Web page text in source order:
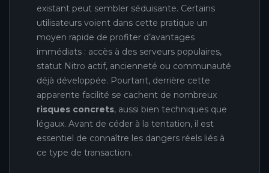
existant peut sembler séduisante. Certains
utilisateurs voient dans cette pratique un
moyen rapide de profiter d’avantages
immédiats : accès à des serveurs populaires,
statut Nitro actif, ancienneté ou communauté
déjà développée. Pourtant, derrière cette
apparente facilité se cachent de nombreux
risques concrets, aussi bien techniques que
légaux. Avant de céder à la tentation, il est
essentiel de connaître les dangers réels liés à
ce type de transaction.